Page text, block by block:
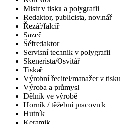
Mistr v tisku a polygrafii
Redaktor, publicista, novinář
Řezář/falcíř
Sazeč
Šéfredaktor
Servisní technik v polygrafii
Skenerista/Osvitář
Tiskař
Výrobní ředitel/manažer v tisku
Výroba a průmysl
Dělník ve výrobě
Horník / těžební pracovník
Hutník